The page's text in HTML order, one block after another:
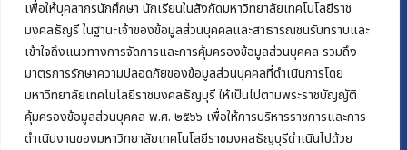
เพื่อให้บุคลากรนักศึกษา นักเรียนในสังกัดมหาวิทยาลัยเทคโนโลยีราช
มงคลธัญรี ในฐานะเจ้าของข้อมูลส่วนบุคคลและสาธารณชนรับทราบและ
เข้าใจถึงแนวทางการจัดการและการคุ้มครองข้อมูลส่วนบุคคล รวมถึง
มาตรการรักษาความปลอดภัยของข้อมูลส่วนบุคคลที่ดำเนินการโดย
มหาวิทยาลัยเทคโนโลยีราชมงคลธัญบุรี ให้เป็นไปตามพระราชบัญญัติ
คุ้มครองข้อมูลส่วนบุคคล พ.ศ. ๒๕๖๖ เพื่อให้การบริหารราชการและการ
ดำเนินงานของมหาวิทยาลัยเทคโนโลยีราชมงคลธัญบุรีดำเนินไปด้วย